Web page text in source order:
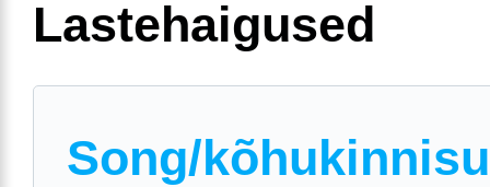
Lastehaigused
Song/